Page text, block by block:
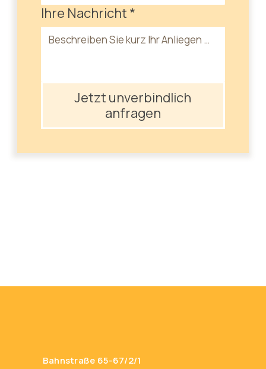
Ihre Nachricht *
Jetzt unverbindlich
anfragen
Bahnstraße 65-67/2/1